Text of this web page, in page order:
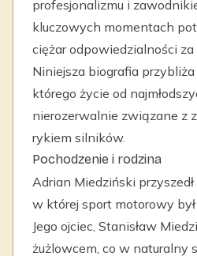
profesjonalizmu i
kluczowych momentach
ciężar odpowiedzialności
Niniejsza biografia
którego życie od
nierozerwalnie związane z
rykiem silników.
Pochodzenie i rodzina
Adrian Miedziński
w której sport motorowy
Jego ojciec, Stanisław
żużlowcem, co w naturalny